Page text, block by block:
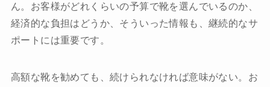
ん。お客様がどれくらいの予算で靴を選んでいるのか、
経済的な負担はどうか、そういった情報も、継続的なサ
ポートには重要です。
高額な靴を勧めても、続けられなければ意味がない。お